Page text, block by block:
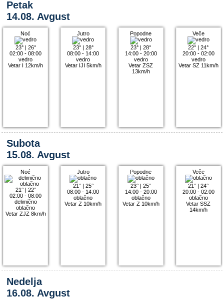
Petak
14.08. Avgust
Noć
23°| 26°
02:00 - 08:00
vedro
Vetar I 12km/h
Jutro
23°| 28°
08:00 - 14:00
vedro
Vetar IJI 5km/h
Popodne
23° |28°
14:00 - 20:00
vedro
Vetar ZSZ
13km/h
Veče
22° |24°
20:00 - 02:00
vedro
Vetar SZ 11km/h
Subota
15.08. Avgust
Noć
21°| 22°
02:00 - 08:00
delimično
oblačno
Vetar ZJZ 8km/h
Jutro
21°| 25°
08:00 - 14:00
oblačno
Vetar Z 10km/h
Popodne
23° |25°
14:00 - 20:00
oblačno
Vetar Z 10km/h
Veče
21° |24°
20:00 - 02:00
oblačno
Vetar SSZ
14km/h
Nedelja
16.08. Avgust